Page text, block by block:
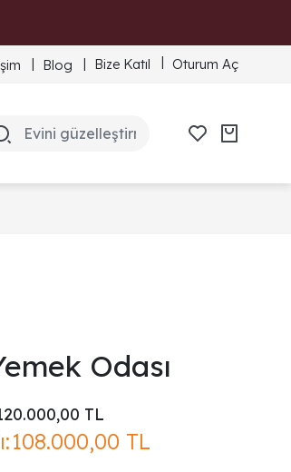
Blog Bize Katıl Oturum Aç
Odası
TL
108.000,00 TL